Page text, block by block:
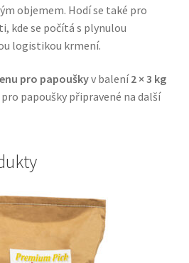
objemem. Hodí se také pro
kde se počítá s plynulou
logistikou krmení.
pro papouškyv balení2 × 3 kg
papoušky připravené na další